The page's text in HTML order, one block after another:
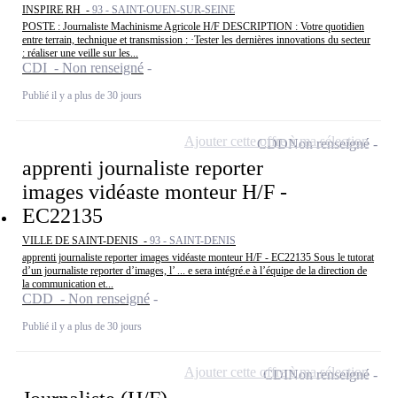
INSPIRE RH - 93 - SAINT-OUEN-SUR-SEINE
POSTE : Journaliste Machinisme Agricole H/F DESCRIPTION : Votre quotidien
entre terrain, technique et transmission : ·Tester les dernières innovations du secteur
: réaliser une veille sur les...
CDI - Non renseigné
Publié il y a plus de 30 jours
apprenti journaliste reporter
images vidéaste monteur H/F -
EC22135
VILLE DE SAINT-DENIS - 93 - SAINT-DENIS
apprenti journaliste reporter images vidéaste monteur H/F - EC22135 Sous le tutorat
d’un journaliste reporter d’images, l’ ... e sera intégré.e à l’équipe de la direction de
la communication et...
CDD - Non renseigné
Publié il y a plus de 30 jours
CDDNon renseigné
Ajouter cette offre à ma sélection
CDINon renseigné
Ajouter cette offre à ma sélection